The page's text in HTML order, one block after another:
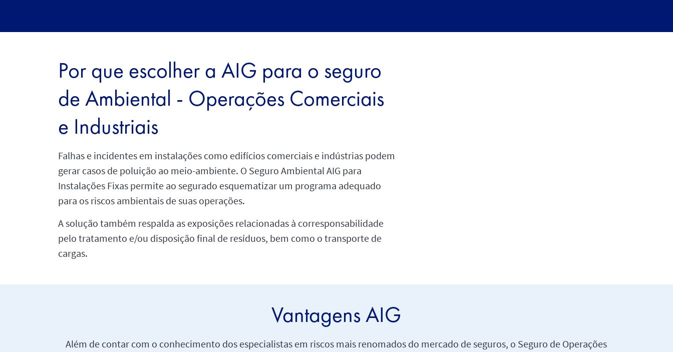
Por que escolher a AIG para o seguro
de Ambiental - Operações Comerciais
e Industriais
Falhas e incidentes em instalações como edifícios comerciais e indústrias podem
gerar casos de poluição ao meio-ambiente. O Seguro Ambiental AIG para
Instalações Fixas permite ao segurado esquematizar um programa adequado
para os riscos ambientais de suas operações.
A solução também respalda as exposições relacionadas à corresponsabilidade
pelo tratamento e/ou disposição final de resíduos, bem como o transporte de
cargas.
Vantagens AIG
Além de contar com o conhecimento dos especialistas em riscos mais renomados do mercado de seguros, o Seguro de Operações